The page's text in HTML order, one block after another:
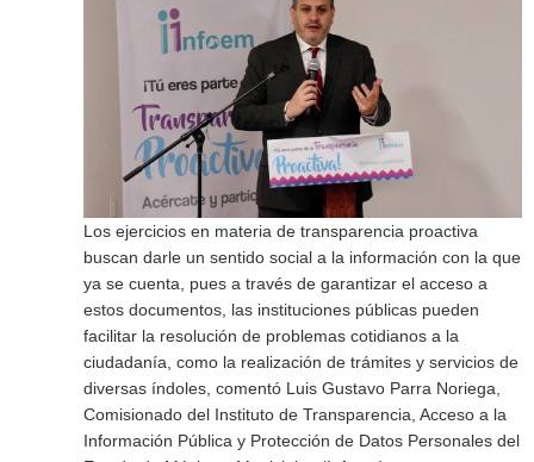
Los ejercicios en materia de transparencia proactiva
buscan darle un sentido social a la información con la que
ya se cuenta, pues a través de garantizar el acceso a
estos documentos, las instituciones públicas pueden
facilitar la resolución de problemas cotidianos a la
ciudadanía, como la realización de trámites y servicios de
diversas índoles, comentó Luis Gustavo Parra Noriega,
Comisionado del Instituto de Transparencia, Acceso a la
Información Pública y Protección de Datos Personales del